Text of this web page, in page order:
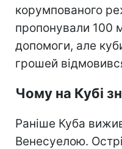
корумпованого
пропонували 100
допомоги, але
грошей
Чому на Кубі
Раніше Куба
Венесуелою.